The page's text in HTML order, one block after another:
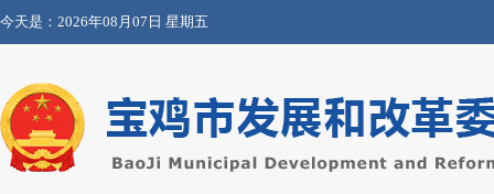
今天是： 2026年08月07日 星期五